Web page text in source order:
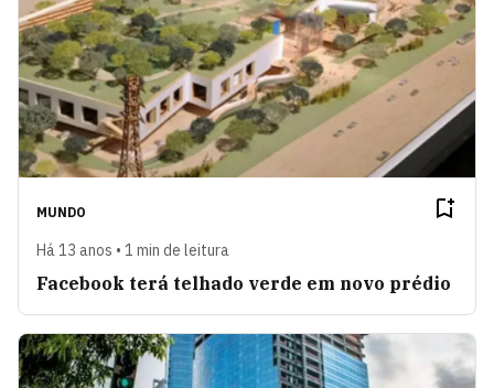
MUNDO
Há 13 anos • 1 min de leitura
Facebook terá telhado verde em novo prédio